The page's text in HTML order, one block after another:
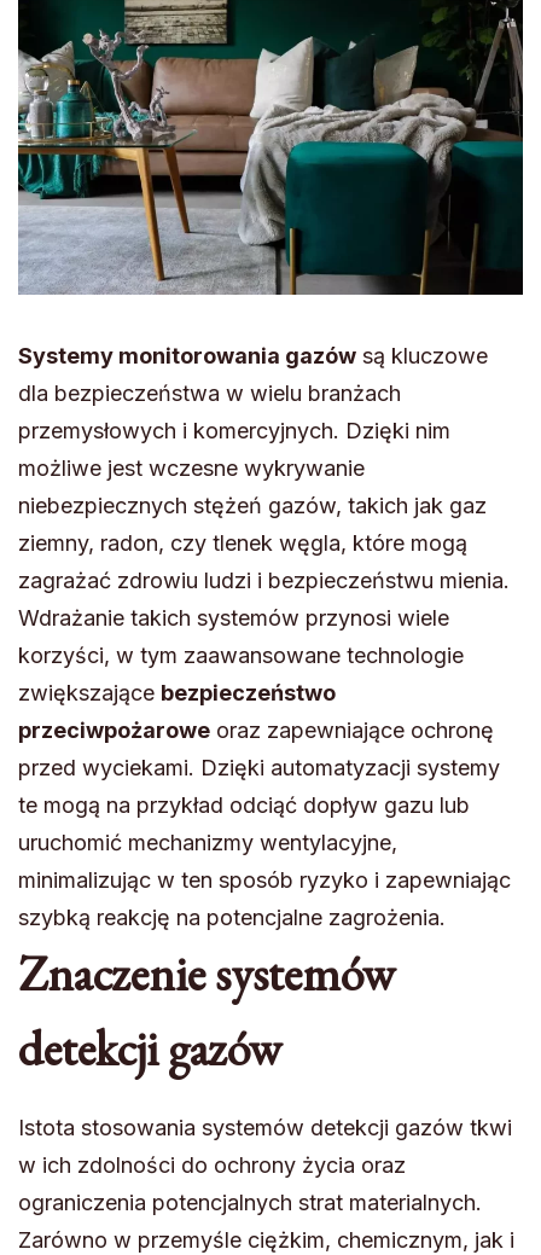
Systemy monitorowania gazów są kluczowe
dla bezpieczeństwa w wielu branżach
przemysłowych i komercyjnych. Dzięki nim
możliwe jest wczesne wykrywanie
niebezpiecznych stężeń gazów, takich jak gaz
ziemny, radon, czy tlenek węgla, które mogą
zagrażać zdrowiu ludzi i bezpieczeństwu mienia.
Wdrażanie takich systemów przynosi wiele
korzyści, w tym zaawansowane technologie
zwiększające bezpieczeństwo
przeciwpożarowe oraz zapewniające ochronę
przed wyciekami. Dzięki automatyzacji systemy
te mogą na przykład odciąć dopływ gazu lub
uruchomić mechanizmy wentylacyjne,
minimalizując w ten sposób ryzyko i zapewniając
szybką reakcję na potencjalne zagrożenia.
Znaczenie systemów
detekcji gazów
Istota stosowania systemów detekcji gazów tkwi
w ich zdolności do ochrony życia oraz
ograniczenia potencjalnych strat materialnych.
Zarówno w przemyśle ciężkim, chemicznym, jak i